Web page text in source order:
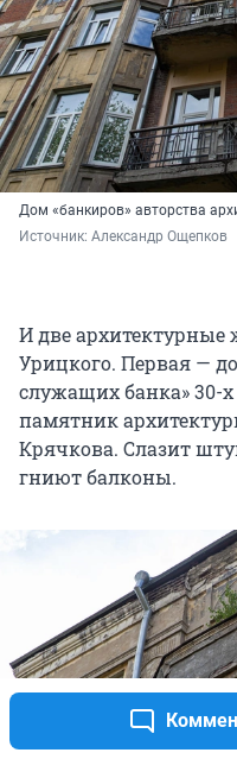
Дом «банкиров» авторства
Источник: Александр Ощепков
И две
Урицкого. Первая —
служащих банка» 30-
памятник
Крячкова. Слазит
гниют балконы.